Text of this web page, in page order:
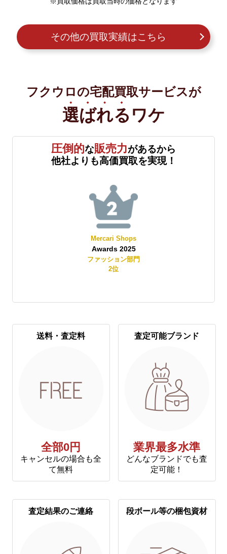
その他の買取実績はこちら
フクウロの宅配買取サービスが
選ばれる ワケ
圧倒的な販売力があるから
他社よりも高価買取を実現！
Mercari Shops
Awards 2025
ファッション部門
2位
送料・査定料
全部0円
キャンセルの場合も全
て無料
査定可能ブランド
業界最多水準
どんなブランドでも査
定可能！
査定結果のご連絡 段ボール等の梱包資材